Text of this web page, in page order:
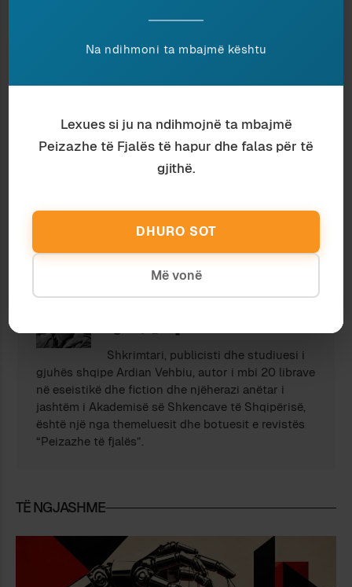
të dhuroni diçka nëpërmjet butonit, në
shenjë mirëkuptimi dhe mbështetjeje për
përpjekjet tona.
Ardian Vehbiu
Shkrimtari, publicisti dhe studiuesi i
gjuhës shqipe Ardian Vehbiu, autor i mbi 20 librave
në eseistikë dhe fiction dhe njëherazi anëtar i
jashtëm i Akademisë së Shkencave të Shqipërisë,
është një nga themeluesit dhe botuesit e revistës
“Peizazhe të fjalës”.
TË NGJASHME
Na ndihmoni ta mbajmë kështu
Lexues si ju na ndihmojnë ta mbajmë
Peizazhe të Fjalës të hapur dhe falas për të
gjithë.
DHURO SOT
Më vonë